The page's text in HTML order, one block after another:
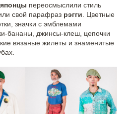
японцы переосмыслили стиль
свой парафраз рэгги . Цветные
значки с эмблемами
бананы, джинсы-клеш, цепочки
вязаные жилеты и знаменитые